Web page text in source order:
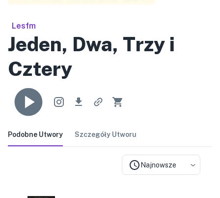
Lesfm
Jeden, Dwa, Trzy i
Cztery
Podobne Utwory Szczegóły Utworu
Najnowsze